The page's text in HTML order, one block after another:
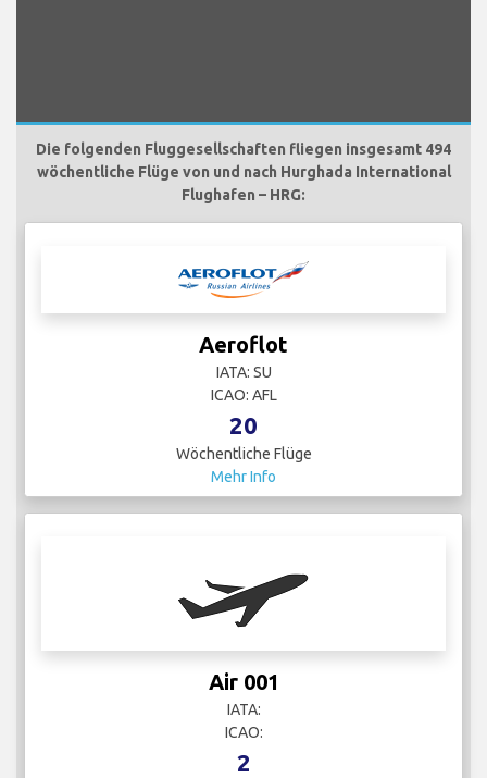
Die folgenden Fluggesellschaften fliegen insgesamt 494
wöchentliche Flüge von und nach Hurghada International
Flughafen – HRG:
Aeroflot
IATA: SU
ICAO: AFL
20
Wöchentliche Flüge
Mehr Info
Air 001
IATA:
ICAO:
2